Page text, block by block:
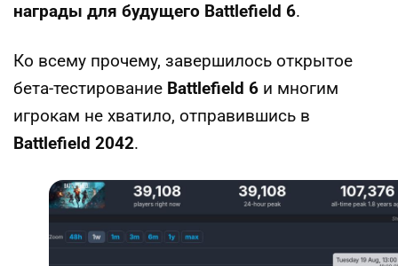
награды для будущего Battlefield 6.
Ко всему прочему, завершилось открытое
бета-тестирование Battlefield 6 и многим
игрокам не хватило, отправившись в
Battlefield 2042.